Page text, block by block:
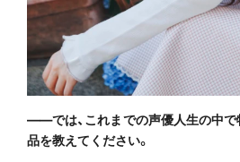
――では、これまでの声優人生の中
品を教えてください。